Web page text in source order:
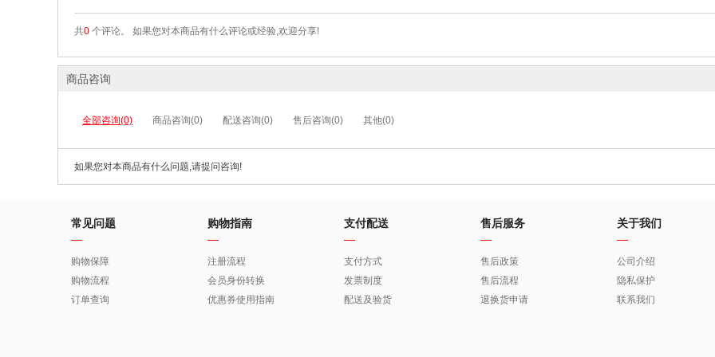
共0 个评论。 如果您对本商品有什么评论或经验,欢迎分享!
商品咨询
全部咨询(0) 商品咨询(0) 配送咨询(0) 售后咨询(0) 其他(0)
如果您对本商品有什么问题,请提问咨询!
常见问题
购物保障
购物流程
订单查询
购物指南
注册流程
会员身份转换
优惠券使用指南
支付配送
支付方式
发票制度
配送及验货
售后服务
售后政策
售后流程
退换货申请
关于我们
公司介绍
隐私保护
联系我们